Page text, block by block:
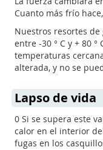
Cuanto más frío
Nuestros resortes
entre -30 ° C y + 80
temperaturas
alterada, y no se
Lapso de vida
0 Si se supera este
calor en el interior
fugas en los